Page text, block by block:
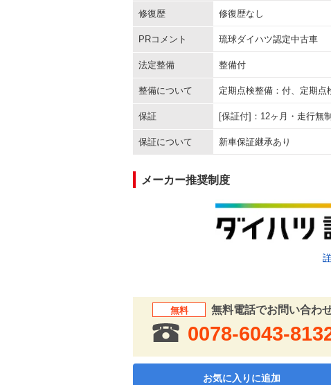
修復歴 修復歴なし
PRコメント 琉球ダイハツ認定中古車
法定整備 整備付
整備について 定期点検整備：付、定期点
保証 [保証付]：12ヶ月・走行無
保証について 新車保証継承あり
メーカー推奨制度
無料 無料電話でお問い合わ
0078-6043-
お気に入りに追加